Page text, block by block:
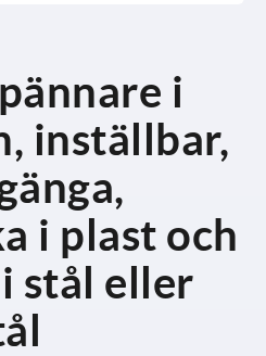
i
inställbar,
i plast och
stål eller